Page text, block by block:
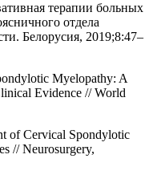
терапии больных
отдела
Белорусия, 2019;8:47–
Myelopathy: A
Evidence // World
of Cervical Spondylotic
// Neurosurgery,